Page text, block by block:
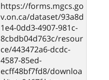
https://forms.mgcs.go
v.on.ca/dataset/93a8d
1e4-0dd3-4907-981c-
8cbdb04d763c/resour
ce/443472a6-dcdc-
4587-85ed-
ecff48bf7fd8/downloa